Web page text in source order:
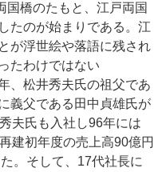
橋のたもと、江戸両国
たのが始まりである。江
が浮世絵や落語に残され
たわけではない
、松井秀夫氏の祖父であ
義父である田中貞雄氏が
夫氏も入社し96年には
建初年度の売上高90億円
。そして、17代社長に